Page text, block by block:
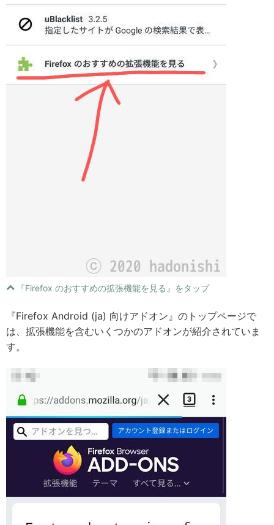
『Firefox のおすすめの拡張機能を見る』をタップ
『Firefox Android (ja) 向けアドオン』のトップページで
は、拡張機能を含むいくつかのアドオンが紹介されていま
す。